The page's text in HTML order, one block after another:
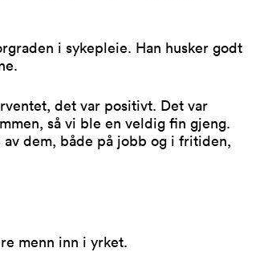
i sykepleie. Han husker godt
det var positivt. Det var
så vi ble en veldig fin gjeng.
dem, både på jobb og i fritiden,
menn inn i yrket.